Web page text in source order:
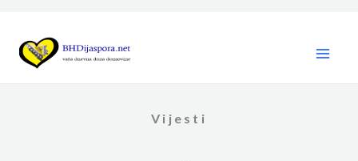
content
Vijesti